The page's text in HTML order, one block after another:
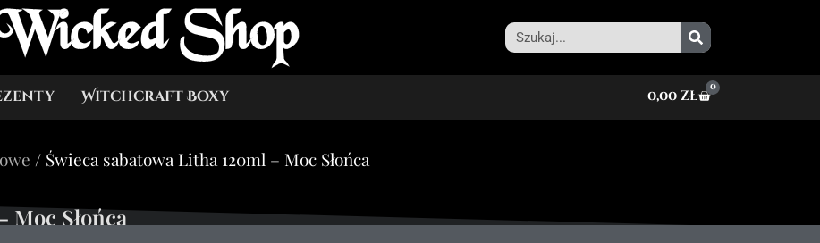
Shop
Witchcraft Boxy 0,00zł 0
/ Świeca sabatowa Litha 120ml – Moc Słońca
Moc Słońca